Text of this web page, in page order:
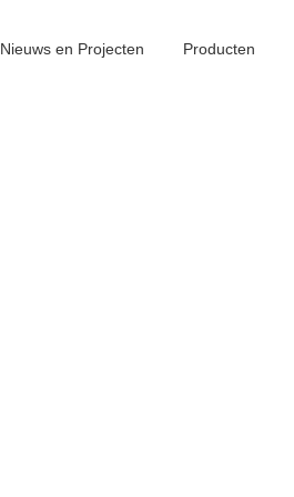
Nieuws en Projecten Producten